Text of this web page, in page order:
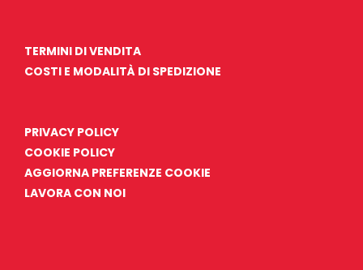
TERMINI DI VENDITA
COSTI E MODALITÀ DI SPEDIZIONE
PRIVACY POLICY
COOKIE POLICY
AGGIORNA PREFERENZE COOKIE
LAVORA CON NOI